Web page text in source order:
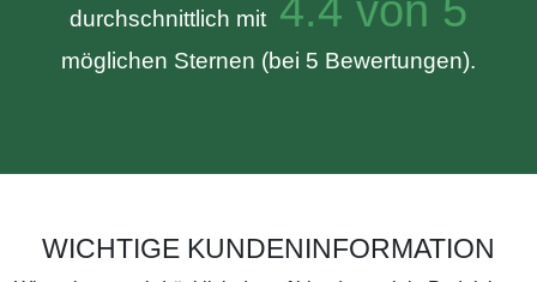
durchschnittlich mit
möglichen Sternen (bei 5 Bewertungen).
WICHTIGE KUNDENINFORMATION